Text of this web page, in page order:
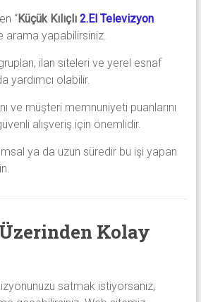
“Küçük Kılıçlı 2.El Televizyon
arama yapabilirsiniz.
ilan siteleri ve yerel esnaf
yardımcı olabilir.
ve müşteri memnuniyeti puanlarını
alışveriş için önemlidir.
ya da uzun süredir bu işi yapan
Kolay
satmak istiyorsanız,